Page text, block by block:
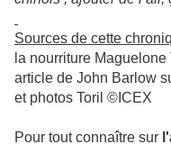
Sources de cette
la nourriture
article de John Barlow
et photos Toril ©ICEX
Pour tout connaître sur